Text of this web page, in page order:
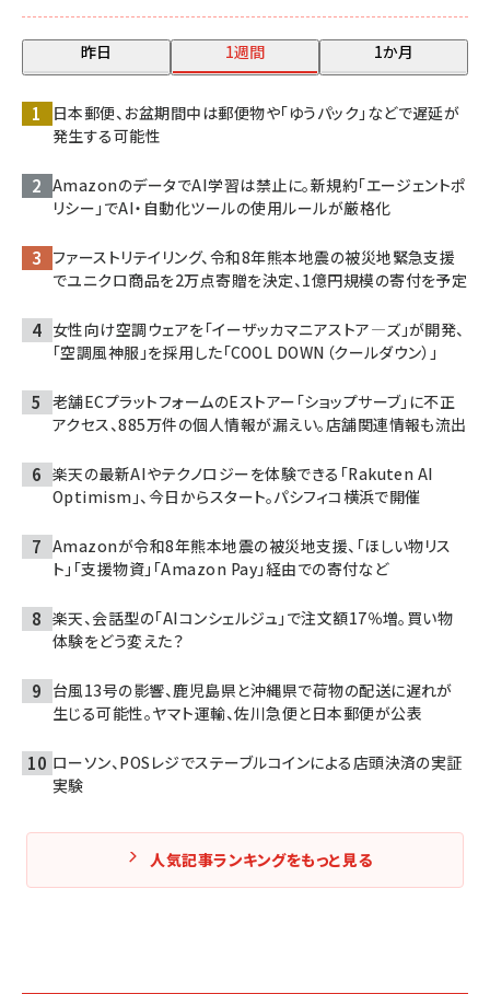
昨日 1週間 1か月
日本郵便、お盆期間中は郵便物や「ゆうパック」などで遅延が
発生する可能性
AmazonのデータでAI学習は禁止に。新規約「エージェントポ
リシー」でAI・自動化ツールの使用ルールが厳格化
ファーストリテイリング、令和8年熊本地震の被災地緊急支援
でユニクロ商品を2万点寄贈を決定、1億円規模の寄付を予定
女性向け空調ウェアを「イーザッカマニアストア―ズ」が開発、
「空調風神服」を採用した「COOL DOWN（クールダウン）」
老舗ECプラットフォームのEストアー「ショップサーブ」に不正
アクセス、885万件の個人情報が漏えい。店舗関連情報も流出
楽天の最新AIやテクノロジーを体験できる「Rakuten AI
Optimism」、今日からスタート。パシフィコ横浜で開催
Amazonが令和8年熊本地震の被災地支援、「ほしい物リス
ト」「支援物資」「Amazon Pay」経由での寄付など
楽天、会話型の「AIコンシェルジュ」で注文額17％増。買い物
体験をどう変えた？
台風13号の影響、鹿児島県と沖縄県で荷物の配送に遅れが
生じる可能性。ヤマト運輸、佐川急便と日本郵便が公表
ローソン、POSレジでステーブルコインによる店頭決済の実証
実験
人気記事ランキングをもっと見る